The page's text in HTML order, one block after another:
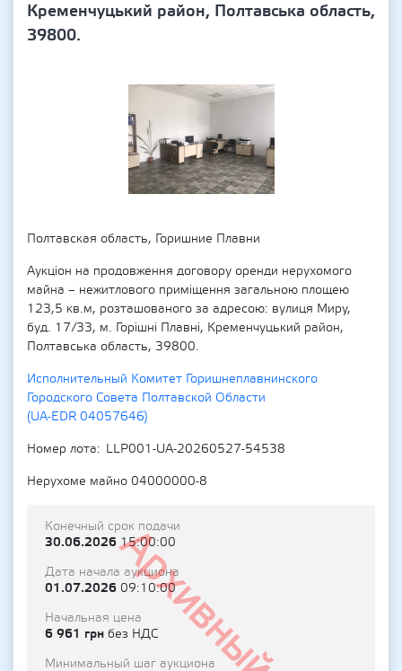
Кременчуцький район, Полтавська область,
39800.
Полтавская область, Горишние Плавни
Аукціон на продовження договору оренди нерухомого
майна – нежитлового приміщення загальною площею
123,5 кв.м, розташованого за адресою: вулиця Миру,
буд. 17/33, м. Горішні Плавні, Кременчуцький район,
Полтавська область, 39800.
Исполнительный Комитет Горишнеплавнинского
Городского Совета Полтавской Области
(UA-EDR 04057646)
Номер лота
LLP001-UA-20260527-54538
Нерухоме майно 04000000-8
Архивный
Конечный срок подачи
30.06.202615:00:00
Дата начала аукциона
01.07.2026 09:10:00
Начальная цена
6 961 грн без НДС
Минимальный шаг аукциона